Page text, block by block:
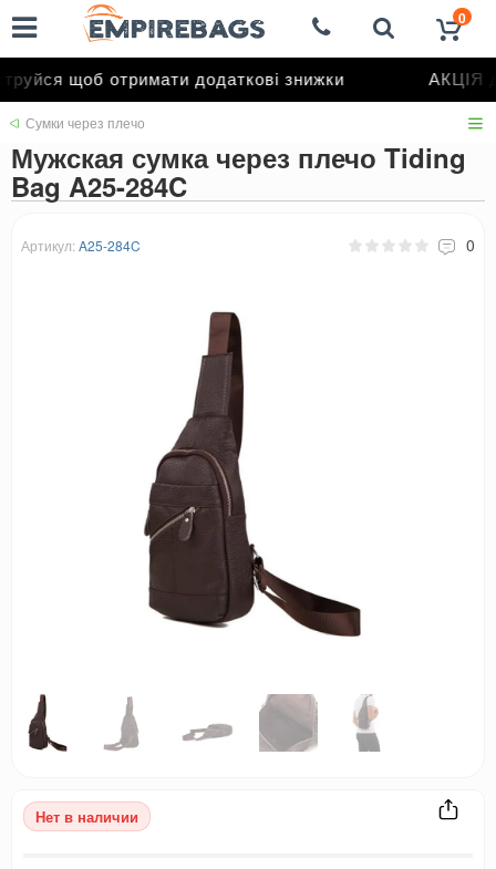
щоб отримати додаткові знижки АКЦІЯ
0
Сумки через плечо
Мужская сумка через плечо Tiding
Bag A25-284C
Артикул: A25-284C 0
Нет в наличии